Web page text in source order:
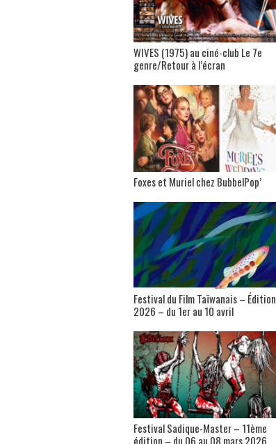
WIVES (1975) au ciné-club Le 7e
genre/Retour à l’écran
Foxes et Muriel chez BubbelPop’
Festival du Film Taïwanais – Édition
2026 – du 1er au 10 avril
Festival Sadique-Master – 11ème
édition – du 06 au 08 mars 2026